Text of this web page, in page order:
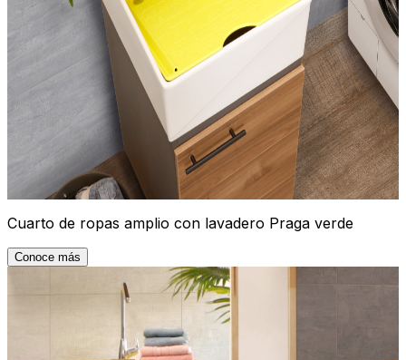
Cuarto de ropas amplio con lavadero Praga verde
Conoce más